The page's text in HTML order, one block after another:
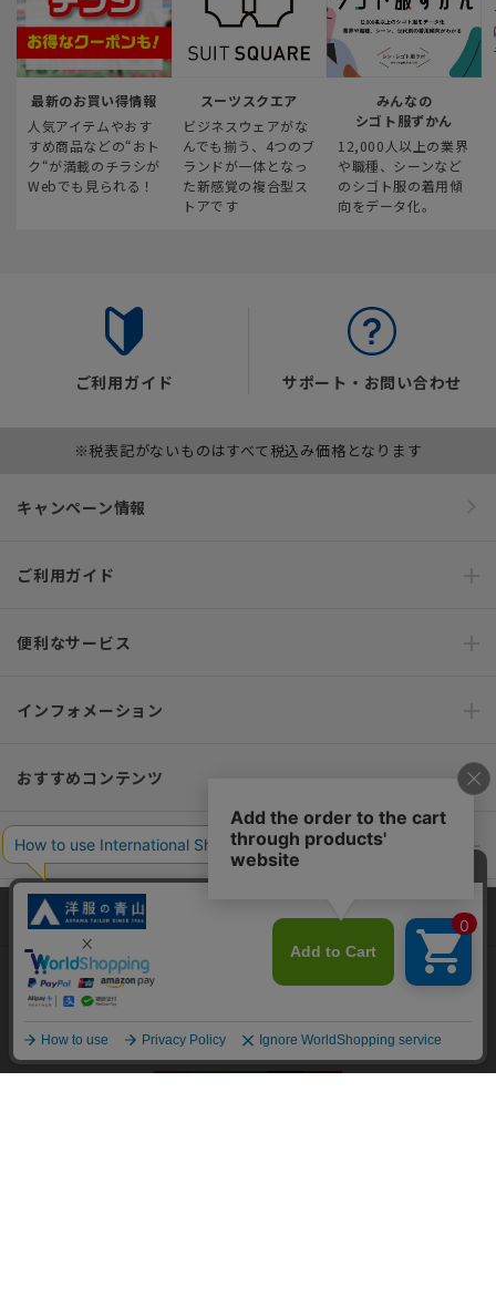
最新のお買い得情報
人気アイテムやおす
すめ商品などの“おト
ク“が満載のチラシが
Webでも見られる！
スーツスクエア
ビジネスウェアがな
んでも揃う、4つのブ
ランドが一体となっ
た新感覚の複合型ス
トアです
みんなの
シゴト服ずかん
12,000人以上の業界
や職種、シーンなど
のシゴト服の着用傾
向をデータ化。
ご利用ガイド サポート・お問い合わせ
※税表記がないものはすべて税込み価格となります
キャンペーン情報
ご利用ガイド
便利なサービス
インフォメーション
おすすめコンテンツ
ポリシー・企業情報
オーダースーツなら SHITATE
OFFICIAL SNS
当サイトでは、快適な閲覧体験とコンテンツ改善のためにCookieを使用
しています。閲覧を続けることで、Cookieの使用に同意したものとみな
します。詳細については
同意して閉じる